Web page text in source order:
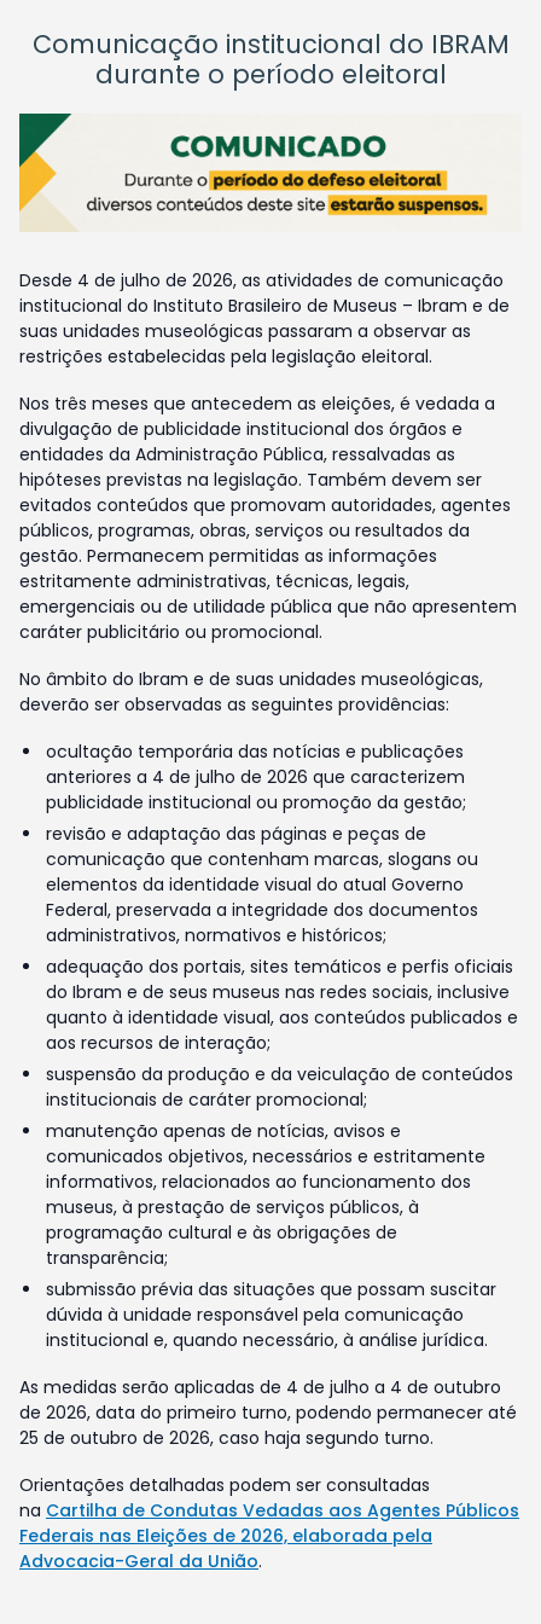
Comunicação institucional do IBRAM
durante o período eleitoral
Desde 4 de julho de 2026, as atividades de comunicação
institucional do Instituto Brasileiro de Museus – Ibram e de
suas unidades museológicas passaram a observar as
restrições estabelecidas pela legislação eleitoral.
Nos três meses que antecedem as eleições, é vedada a
divulgação de publicidade institucional dos órgãos e
entidades da Administração Pública, ressalvadas as
hipóteses previstas na legislação. Também devem ser
evitados conteúdos que promovam autoridades, agentes
públicos, programas, obras, serviços ou resultados da
gestão. Permanecem permitidas as informações
estritamente administrativas, técnicas, legais,
emergenciais ou de utilidade pública que não apresentem
caráter publicitário ou promocional.
No âmbito do Ibram e de suas unidades museológicas,
deverão ser observadas as seguintes providências:
ocultação temporária das notícias e publicações
anteriores a 4 de julho de 2026 que caracterizem
publicidade institucional ou promoção da gestão;
revisão e adaptação das páginas e peças de
comunicação que contenham marcas, slogans ou
elementos da identidade visual do atual Governo
Federal, preservada a integridade dos documentos
administrativos, normativos e históricos;
adequação dos portais, sites temáticos e perfis oficiais
do Ibram e de seus museus nas redes sociais, inclusive
quanto à identidade visual, aos conteúdos publicados e
aos recursos de interação;
suspensão da produção e da veiculação de conteúdos
institucionais de caráter promocional;
manutenção apenas de notícias, avisos e
comunicados objetivos, necessários e estritamente
informativos, relacionados ao funcionamento dos
museus, à prestação de serviços públicos, à
programação cultural e às obrigações de
transparência;
submissão prévia das situações que possam suscitar
dúvida à unidade responsável pela comunicação
institucional e, quando necessário, à análise jurídica.
As medidas serão aplicadas de 4 de julho a 4 de outubro
de 2026, data do primeiro turno, podendo permanecer até
25 de outubro de 2026, caso haja segundo turno.
Orientações detalhadas podem ser consultadas
na Cartilha de Condutas Vedadas aos Agentes Públicos
Federais nas Eleições de 2026, elaborada pela
Advocacia-Geral da União.